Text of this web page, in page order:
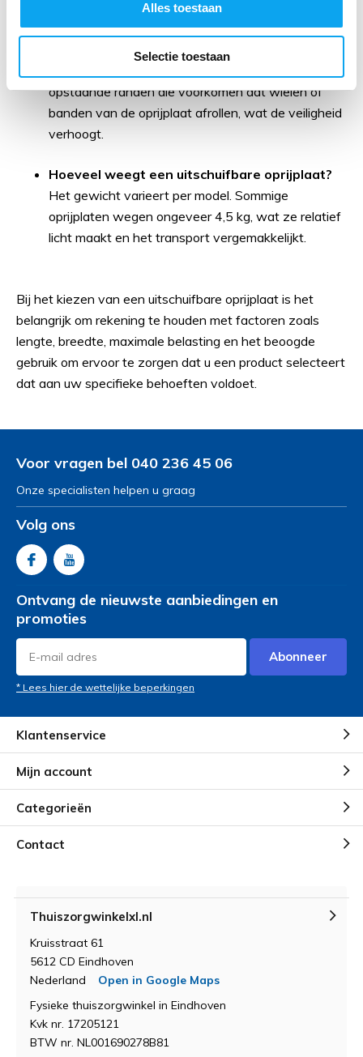
Alles toestaan
Selectie toestaan
Zijn er oprijplaten met opstaande randen
opstaande randen die voorkomen dat wielen of
banden van de oprijplaat afrollen, wat de veiligheid
verhoogt.
Hoeveel weegt een uitschuifbare oprijplaat?
Het gewicht varieert per model. Sommige
oprijplaten wegen ongeveer 4,5 kg, wat ze relatief
licht maakt en het transport vergemakkelijkt.
Bij het kiezen van een uitschuifbare oprijplaat is het
belangrijk om rekening te houden met factoren zoals
lengte, breedte, maximale belasting en het beoogde
gebruik om ervoor te zorgen dat u een product selecteert
dat aan uw specifieke behoeften voldoet.
Voor vragen bel 040 236 45 06
Onze specialisten helpen u graag
Volg ons
Ontvang de nieuwste aanbiedingen en
promoties
Abonneer
* Lees hier de wettelijke beperkingen
Klantenservice
Mijn account
Categorieën
Contact
Thuiszorgwinkelxl.nl
Kruisstraat 61
5612 CD Eindhoven
Nederland
Open in Google Maps
Fysieke thuiszorgwinkel in Eindhoven
Kvk nr. 17205121
BTW nr. NL001690278B81